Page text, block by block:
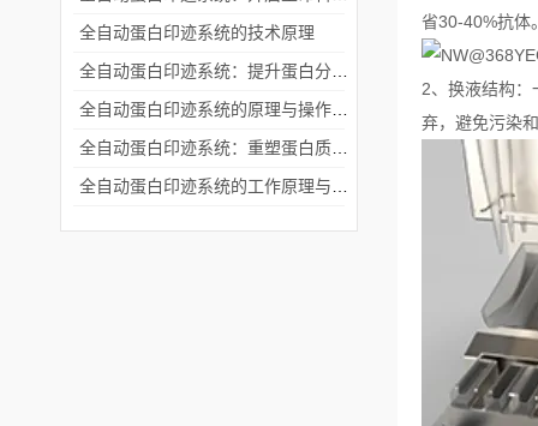
省30-40%抗体
2、换液结构
弃，避免污染
全自动蛋白印迹系统的技术原理